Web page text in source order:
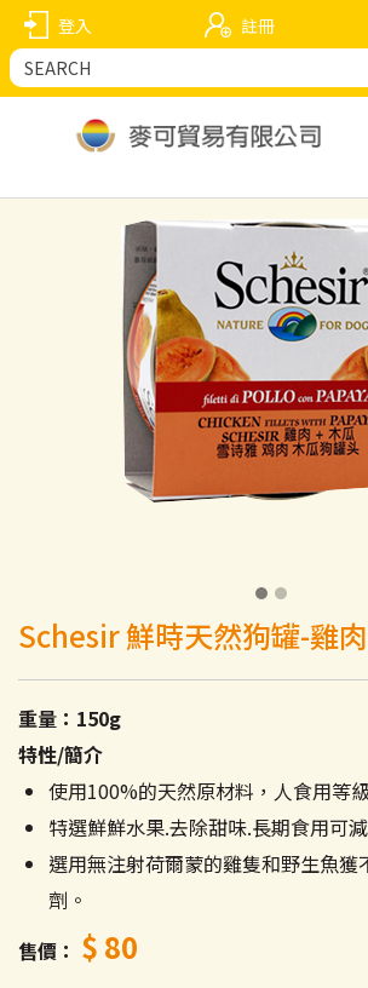
登入 註冊
Schesir 鮮時天然狗罐-雞
重量：150g
特性/簡介
使用100%的天然原材料，人食用等
特選鮮鮮水果.去除甜味.長期食用可
選用無注射荷爾蒙的雞隻和野生魚獲
劑。
售價
$ 80